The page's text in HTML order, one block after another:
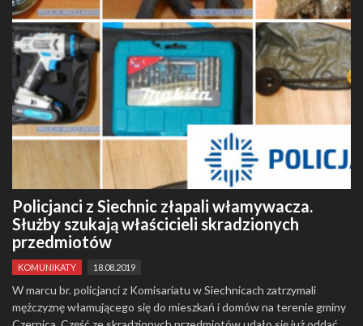
Policjanci z Siechnic złapali włamywacza.
Służby szukają właścicieli skradzionych
przedmiotów
KOMUNIKATY 18.08.2019
W marcu br. policjanci z Komisariatu w Siechnicach zatrzymali
mężczyznę włamującego się do mieszkań i domów na terenie gminy